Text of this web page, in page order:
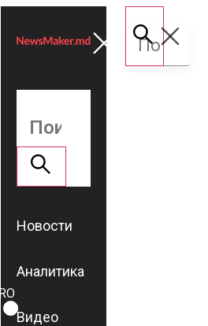
ROMÂNĂ
RU
Новости
Аналитика
Видео